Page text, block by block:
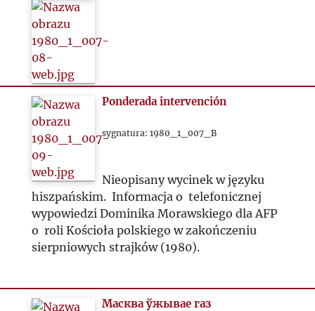
Ponderada intervención
sygnatura: 1980_1_007_B
Nieopisany wycinek w języku
hiszpańskim. Informacja o telefonicznej
wypowiedzi Dominika Morawskiego dla AFP
o roli Kościoła polskiego w zakończeniu
sierpniowych strajków (1980).
Масква ўжывае газ